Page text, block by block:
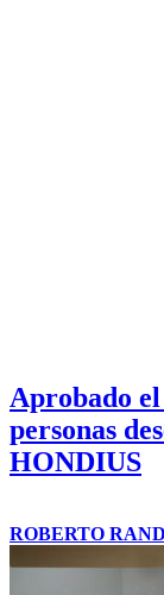
Aprobado
personas
HONDIUS
ROBERTO